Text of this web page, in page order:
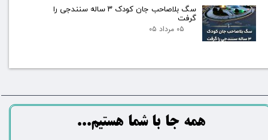
سگ بلاصاحب جان کودک ۳ ساله سنندجی را
گرفت
۰۵ مرداد ۰۵
​​​همه جا با شما هستیم...​​​​​​​​​​​​​​